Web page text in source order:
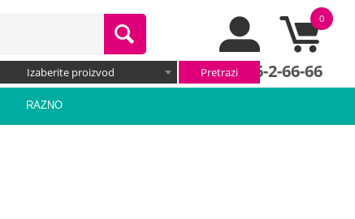
0
066/66-2-66-66
Izaberite proizvod
RAZNO